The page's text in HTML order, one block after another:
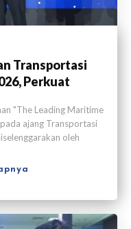
Transportasi
Perkuat
"The Leading Maritime
ajang Transportasi
oleh